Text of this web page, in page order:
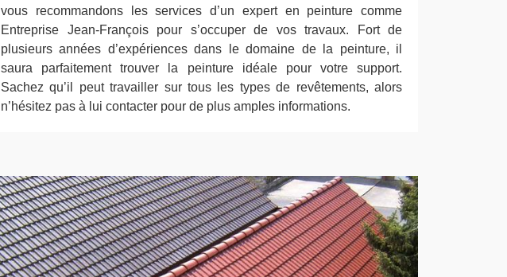
vous recommandons les services d’un expert en peinture comme
Entreprise Jean-François pour s’occuper de vos travaux. Fort de
plusieurs années d’expériences dans le domaine de la peinture, il
saura parfaitement trouver la peinture idéale pour votre support.
Sachez qu’il peut travailler sur tous les types de revêtements, alors
n’hésitez pas à lui contacter pour de plus amples informations.